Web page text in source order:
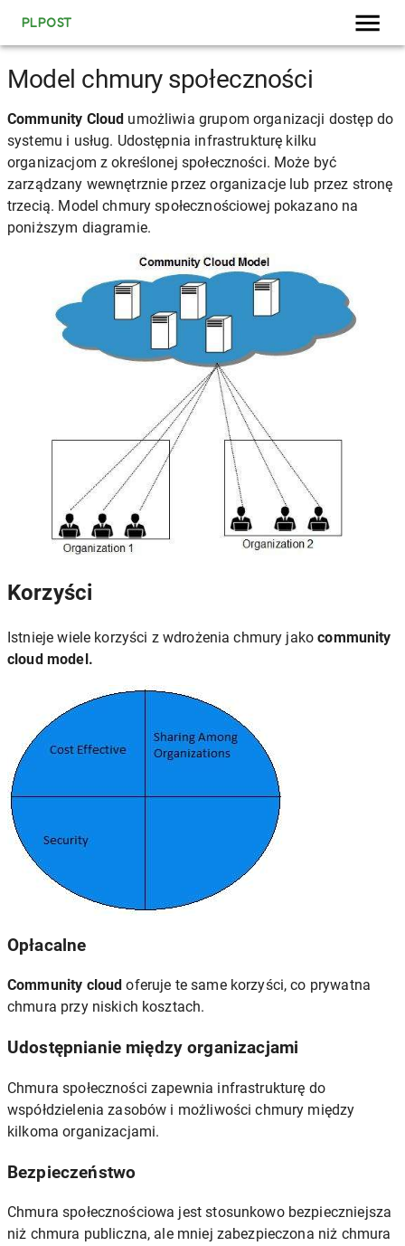
PLPOST
Model chmury społeczności
Community Cloud umożliwia grupom organizacji dostęp do
systemu i usług. Udostępnia infrastrukturę kilku
organizacjom z określonej społeczności. Może być
zarządzany wewnętrznie przez organizacje lub przez stronę
trzecią. Model chmury społecznościowej pokazano na
poniższym diagramie.
Korzyści
Istnieje wiele korzyści z wdrożenia chmury jakocommunity
cloud model.
Opłacalne
Community cloud oferuje te same korzyści, co prywatna
chmura przy niskich kosztach.
Udostępnianie między organizacjami
Chmura społeczności zapewnia infrastrukturę do
współdzielenia zasobów i możliwości chmury między
kilkoma organizacjami.
Bezpieczeństwo
Chmura społecznościowa jest stosunkowo bezpieczniejsza
niż chmura publiczna, ale mniej zabezpieczona niż chmura